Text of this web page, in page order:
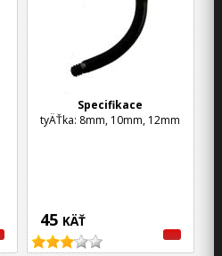
45 KÄŤ
Specifikace
tyÄŤka: 8mm, 10mm, 12mm